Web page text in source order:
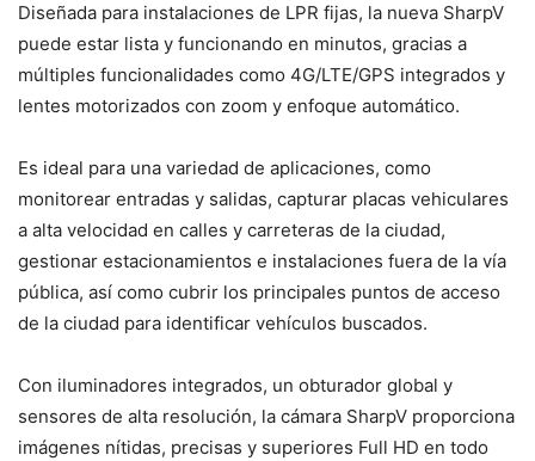
Diseñada para instalaciones de LPR fijas, la nueva SharpV
puede estar lista y funcionando en minutos, gracias a
múltiples funcionalidades como 4G/LTE/GPS integrados y
lentes motorizados con zoom y enfoque automático.
Es ideal para una variedad de aplicaciones, como
monitorear entradas y salidas, capturar placas vehiculares
a alta velocidad en calles y carreteras de la ciudad,
gestionar estacionamientos e instalaciones fuera de la vía
pública, así como cubrir los principales puntos de acceso
de la ciudad para identificar vehículos buscados.
Con iluminadores integrados, un obturador global y
sensores de alta resolución, la cámara SharpV proporciona
imágenes nítidas, precisas y superiores Full HD en todo